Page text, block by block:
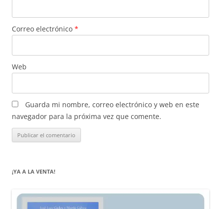
Correo electrónico *
Web
Guarda mi nombre, correo electrónico y web en este
navegador para la próxima vez que comente.
¡YA A LA VENTA!